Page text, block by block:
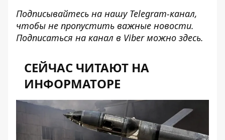
Подписывайтесь на нашу Telegram-канал,
чтобы не пропустить важные новости.
Подписаться на канал в Viber можно здесь.
СЕЙЧАС ЧИТАЮТ НА
ИНФОРМАТОРЕ